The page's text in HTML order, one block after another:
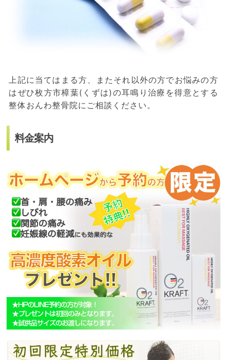
上記に当てはまる方、またそれ以外の方でお悩みの方
はぜひ枚方市樟葉(くずは)の耳鳴り治療を得意とする
整体おんわ整骨院にご相談ください。
料金案内